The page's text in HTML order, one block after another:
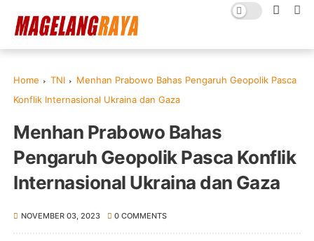
Home TNI
Menhan Prabowo Bahas Pengaruh Geopolik Pasca
Konflik Internasional Ukraina dan Gaza
Menhan Prabowo Bahas
Pengaruh Geopolik Pasca Konflik
Internasional Ukraina dan Gaza
NOVEMBER 03, 2023 0 COMMENTS